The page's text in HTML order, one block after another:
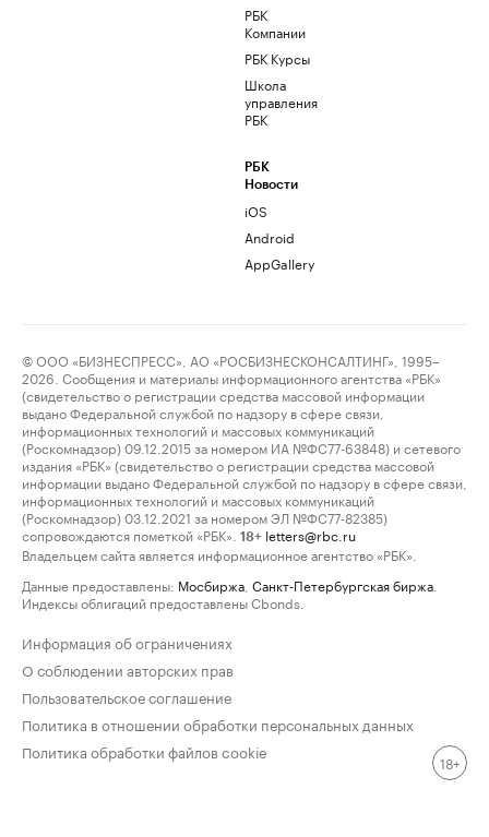
РБК
Компании
РБК Курсы
Школа
управления
РБК
РБК
Новости
iOS
Android
AppGallery
© ООО «БИЗНЕСПРЕСС», АО «РОСБИЗНЕСКОНСАЛТИНГ», 1995–
2026. Сообщения и материалы информационного агентства «РБК»
(свидетельство о регистрации средства массовой информации
выдано Федеральной службой по надзору в сфере связи,
информационных технологий и массовых коммуникаций
(Роскомнадзор) 09.12.2015 за номером ИА №ФС77-63848) и сетевого
издания «РБК» (свидетельство о регистрации средства массовой
информации выдано Федеральной службой по надзору в сфере связи,
информационных технологий и массовых коммуникаций
(Роскомнадзор) 03.12.2021 за номером ЭЛ №ФС77-82385)
сопровождаются пометкой «РБК».
18+ letters@rbc.ru
Владельцем сайта является информационное агентство «РБК».
Данные предоставлены: Мосбиржа Санкт-Петербургская биржа
Индексы облигаций предоставлены Cbonds.
Информация об ограничениях
О соблюдении авторских прав
Пользовательское соглашение
Политика в отношении обработки персональных данных
Политика обработки файлов cookie
18+